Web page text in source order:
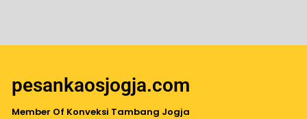
pesankaosjogja.com
Member Of Konveksi Tambang Jogja